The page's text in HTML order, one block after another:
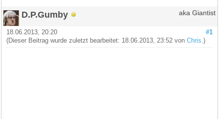
D.P.Gumby aka Giantist
#1
18.06.2013, 20:20
(Dieser Beitrag wurde zuletzt bearbeitet: 18.06.2013, 23:52 vonChris .)